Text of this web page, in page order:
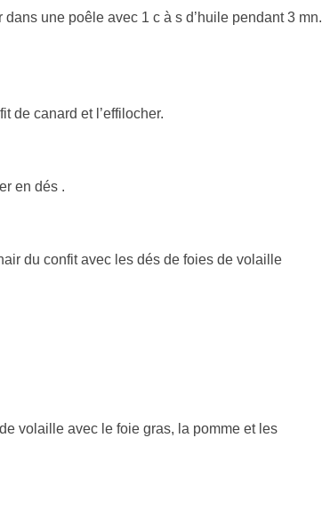
une poêle avec 1 c à s d’huile pendant 3 mn.
de canard et l’effilocher.
en dés .
du confit avec les dés de foies de volaille
volaille avec le foie gras, la pomme et les